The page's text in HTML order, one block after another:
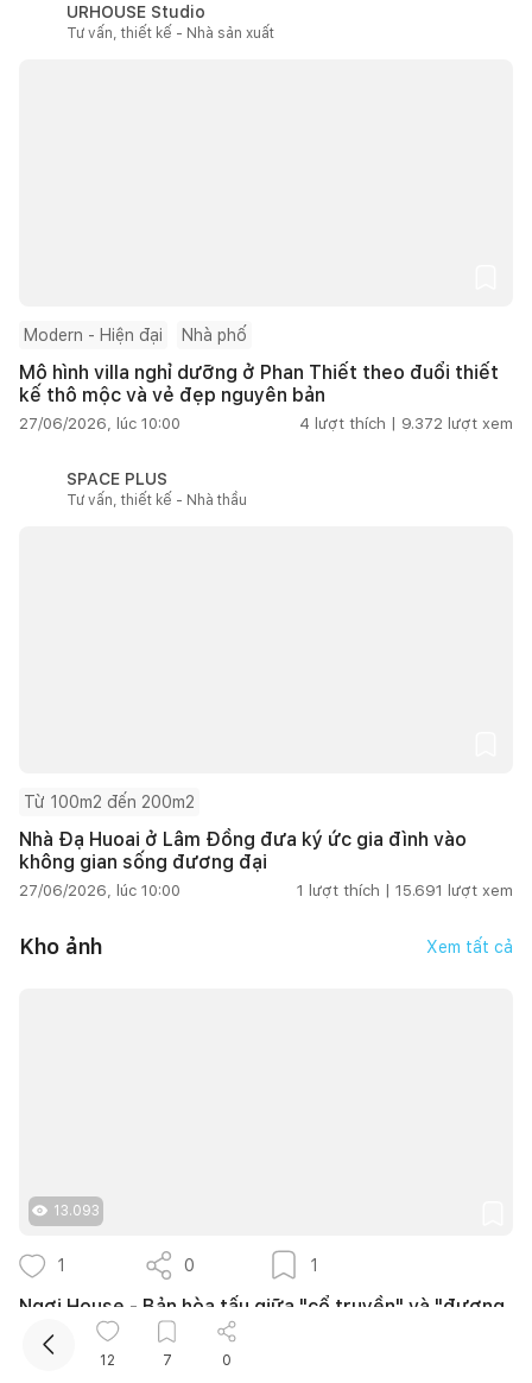
URHOUSE Studio
Tư vấn, thiết kế - Nhà sản xuất
Modern - Hiện đại Nhà phố
Mô hình villa nghỉ dưỡng ở Phan Thiết theo đuổi thiết
kế thô mộc và vẻ đẹp nguyên bản
27/06/2026, lúc 10:00 4 lượt thích | 9.372 lượt xem
SPACE PLUS
Tư vấn, thiết kế - Nhà thầu
Từ 100m2 đến 200m2
Nhà Đạ Huoai ở Lâm Đồng đưa ký ức gia đình vào
không gian sống đương đại
27/06/2026, lúc 10:00 1 lượt thích | 15.691 lượt xem
Kho ảnh Xem tất cả
13.093
1 0 1
Ngơi House - Bản hòa tấu giữa "cổ truyền" và "đương
đại"
HIEUHOUSE
12 7 0